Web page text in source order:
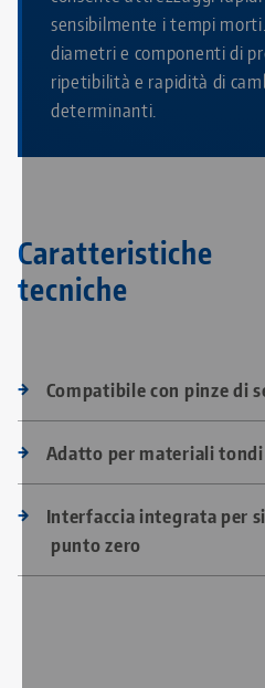
sensibilmente i tempi
diametri e componenti di
ripetibilità e rapidità di
determinanti.
Caratteristiche
tecniche
Compatibile con pinze di
Adatto per materiali tondi
Interfaccia integrata per
punto zero